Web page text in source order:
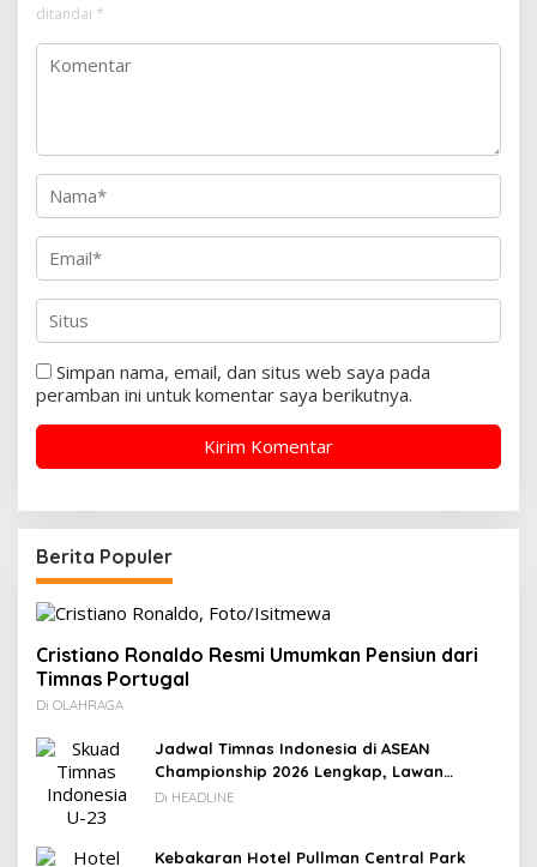
ditandai *
Simpan nama, email, dan situs web saya pada
peramban ini untuk komentar saya berikutnya.
Berita Populer
Cristiano Ronaldo Resmi Umumkan Pensiun dari
Timnas Portugal
Di OLAHRAGA
Jadwal Timnas Indonesia di ASEAN
Championship 2026 Lengkap, Lawan
Kamboja hingga Vietnam
Di HEADLINE
Kebakaran Hotel Pullman Central Park